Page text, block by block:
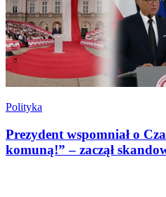
Polityka
Prezydent wspomniał o
komuną!” – zaczął